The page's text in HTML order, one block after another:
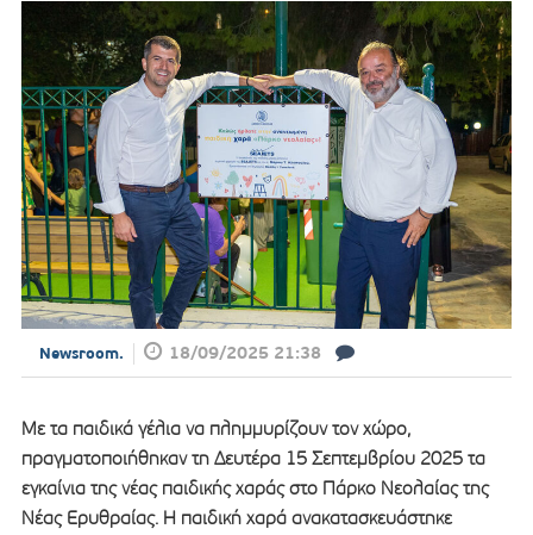
Newsroom. 18/09/2025 21:38
Με τα παιδικά γέλια να πλημμυρίζουν τον χώρο,
πραγματοποιήθηκαν τη Δευτέρα 15 Σεπτεμβρίου 2025 τα
εγκαίνια της νέας παιδικής χαράς στο Πάρκο Νεολαίας της
Νέας Ερυθραίας. Η παιδική χαρά ανακατασκευάστηκε